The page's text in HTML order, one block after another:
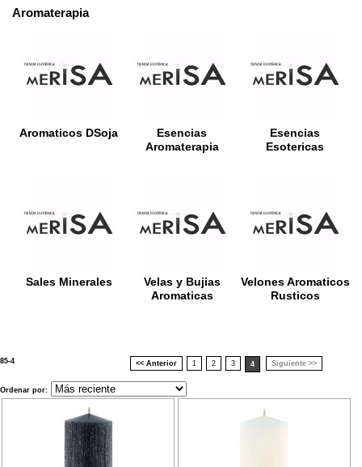
Aromaterapia
Aromaticos DSoja
Esencias
Aromaterapia
Esencias
Esotericas
Sales Minerales
Velas y Bujias
Aromaticas
Velones Aromaticos
Rusticos
85-4 << Anterior 1 2 3 4 Siguiente >>
Ordenar por: